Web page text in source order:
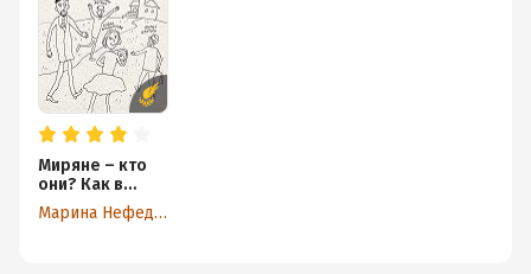
Миряне – кто
они? Как в
православии
найти самого Марина Нефедова